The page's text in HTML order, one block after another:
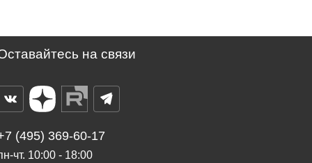
на связи
(495) 369-60-17
чт. 10:00 - 18:00